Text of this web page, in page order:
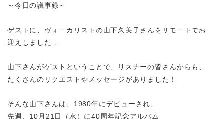
～今日の議事録～
ゲストに、ヴォーカリストの山下久美子さんをリモートでお
迎えしました！
山下さんがゲストということで、リスナーの皆さんからも、
たくさんのリクエストやメッセージがありました！
そんな山下さんは、1980年にデビューされ、
先週、10月21日（水）に40周年記念アルバム